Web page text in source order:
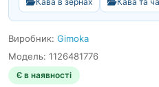
Виробник: Gimoka
Модель: 1126481776
Є в наявності